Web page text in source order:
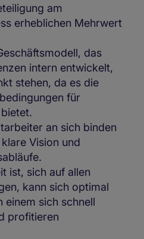
am
erheblichen Mehrwert
das
intern entwickelt,
stehen, da es die
für
an sich binden
Vision und
ist, sich auf allen
kann sich optimal
einem sich schnell
profitieren